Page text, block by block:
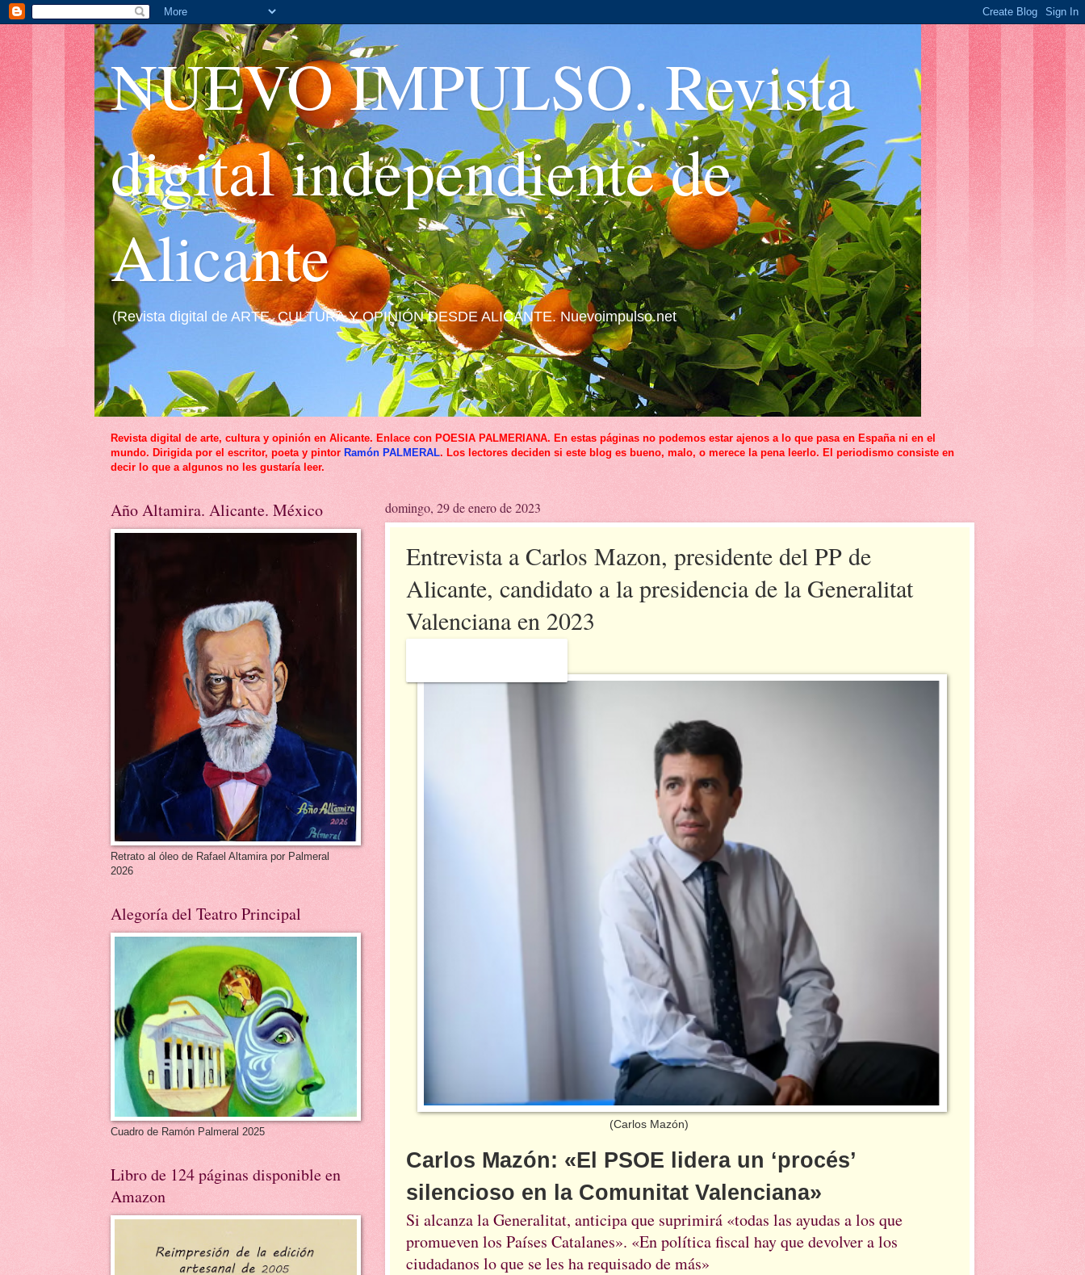
NUEVO IMPULSO. Revista
digital independiente de
Alicante
(Revista digital de ARTE, CULTURA Y OPINIÓN DESDE ALICANTE. Nuevoimpulso.net
Revista digital de arte, cultura y opinión en Alicante. Enlace con POESIA PALMERIANA. En estas páginas no podemos estar ajenos a lo que pasa en España ni en el
mundo. Dirigida por el escritor, poeta y pintor Ramón PALMERAL. Los lectores deciden si este blog es bueno, malo, o merece la pena leerlo. El periodismo consiste en
decir lo que a algunos no les gustaría leer.
domingo, 29 de enero de 2023
Entrevista a Carlos Mazon, presidente del PP de
Alicante, candidato a la presidencia de la Generalitat
Valenciana en 2023
(Carlos Mazón)
Carlos Mazón: «El PSOE lidera un ‘procés’
silencioso en la Comunitat Valenciana»
Si alcanza la Generalitat, anticipa que suprimirá «todas las ayudas a los que
promueven los Países Catalanes». «En política fiscal hay que devolver a los
ciudadanos lo que se les ha requisado de más»
Año Altamira. Alicante. México
Retrato al óleo de Rafael Altamira por Palmeral
2026
Alegoría del Teatro Principal
Cuadro de Ramón Palmeral 2025
Libro de 124 páginas disponible en
Amazon